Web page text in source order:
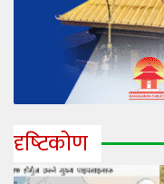
दृष्‍टिकोण